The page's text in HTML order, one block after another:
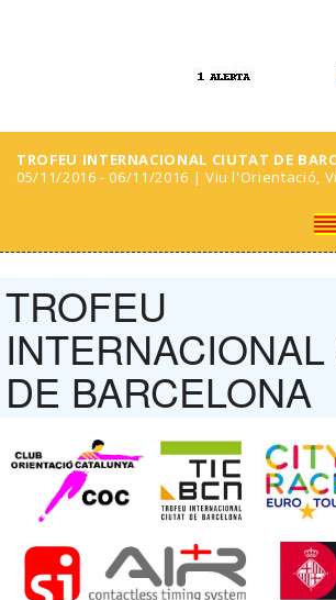
TROFEU INTERNACIONAL CIUTAT DE
05/11/2016 - 06/11/2016 | Viu l'Orientació,
TROFEU
INTERNACIONAL
DE BARCELONA